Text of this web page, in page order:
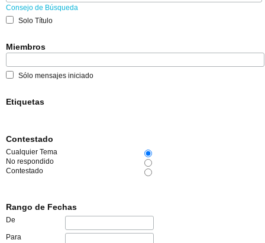
Consejo de Búsqueda
Solo Título
Miembros
Sólo mensajes iniciado
Etiquetas
Contestado
Cualquier Tema
No respondido
Contestado
Rango de Fechas
De
Para